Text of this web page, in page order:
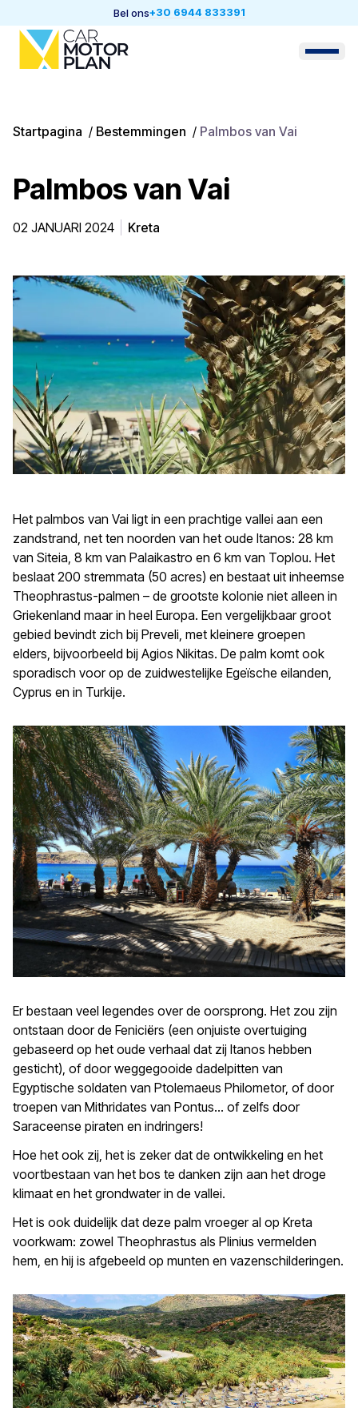
Bel ons+30 6944 833391
Startpagina / Bestemmingen / Palmbos van Vai
Palmbos van Vai
02 JANUARI 2024 Kreta
Het palmbos van Vai ligt in een prachtige vallei aan een
zandstrand, net ten noorden van het oude Itanos: 28 km
van Siteia, 8 km van Palaikastro en 6 km van Toplou. Het
beslaat 200 stremmata (50 acres) en bestaat uit inheemse
Theophrastus-palmen – de grootste kolonie niet alleen in
Griekenland maar in heel Europa. Een vergelijkbaar groot
gebied bevindt zich bij Preveli, met kleinere groepen
elders, bijvoorbeeld bij Agios Nikitas. De palm komt ook
sporadisch voor op de zuidwestelijke Egeïsche eilanden,
Cyprus en in Turkije.
Er bestaan veel legendes over de oorsprong. Het zou zijn
ontstaan door de Feniciërs (een onjuiste overtuiging
gebaseerd op het oude verhaal dat zij Itanos hebben
gesticht), of door weggegooide dadelpitten van
Egyptische soldaten van Ptolemaeus Philometor, of door
troepen van Mithridates van Pontus… of zelfs door
Saraceense piraten en indringers!
Hoe het ook zij, het is zeker dat de ontwikkeling en het
voortbestaan van het bos te danken zijn aan het droge
klimaat en het grondwater in de vallei.
Het is ook duidelijk dat deze palm vroeger al op Kreta
voorkwam: zowel Theophrastus als Plinius vermelden
hem, en hij is afgebeeld op munten en vazenschilderingen.